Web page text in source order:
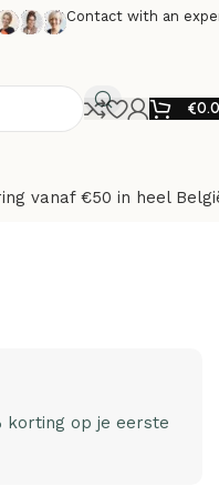
Contact with an
€
vanaf €50 in heel
korting op je eerste